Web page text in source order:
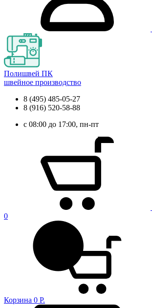
Полишвей ПК
швейное производство
8 (495) 485-05-27
8 (916) 520-58-88
с 08:00 до 17:00, пн-пт
0
Корзина 0 Р.